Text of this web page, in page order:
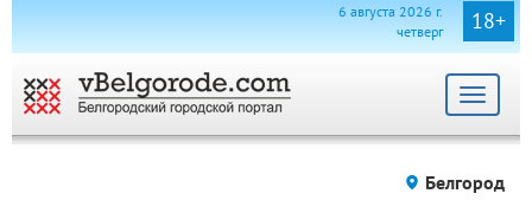
18+
6 августа 2026 г.
четверг
Toggle
Белгород